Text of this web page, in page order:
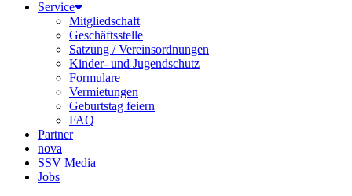
Service
Mitgliedschaft
Geschäftsstelle
Satzung / Vereinsordnungen
Kinder- und Jugendschutz
Formulare
Vermietungen
Geburtstag feiern
FAQ
Partner
nova
SSV Media
Jobs